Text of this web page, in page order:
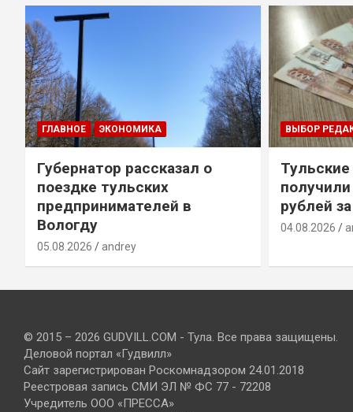
ГЛАВНОЕ ЭКОНОМИКА
Губернатор рассказал о
поездке тульских
предпринимателей в
Вологду
05.08.2026 andrey
ВЫБОР
рублей
04.08.2026
© 2015 – 2026 GUDVILL.COM - Тула. Все права защищены.
Деловой портал «Гудвилл»
Сайт зарегистрирован Роскомнадзором 24.01.2018
Реестровая запись СМИ ЭЛ № ФС 77 - 72208
Учредитель ООО «ПРЕССА»